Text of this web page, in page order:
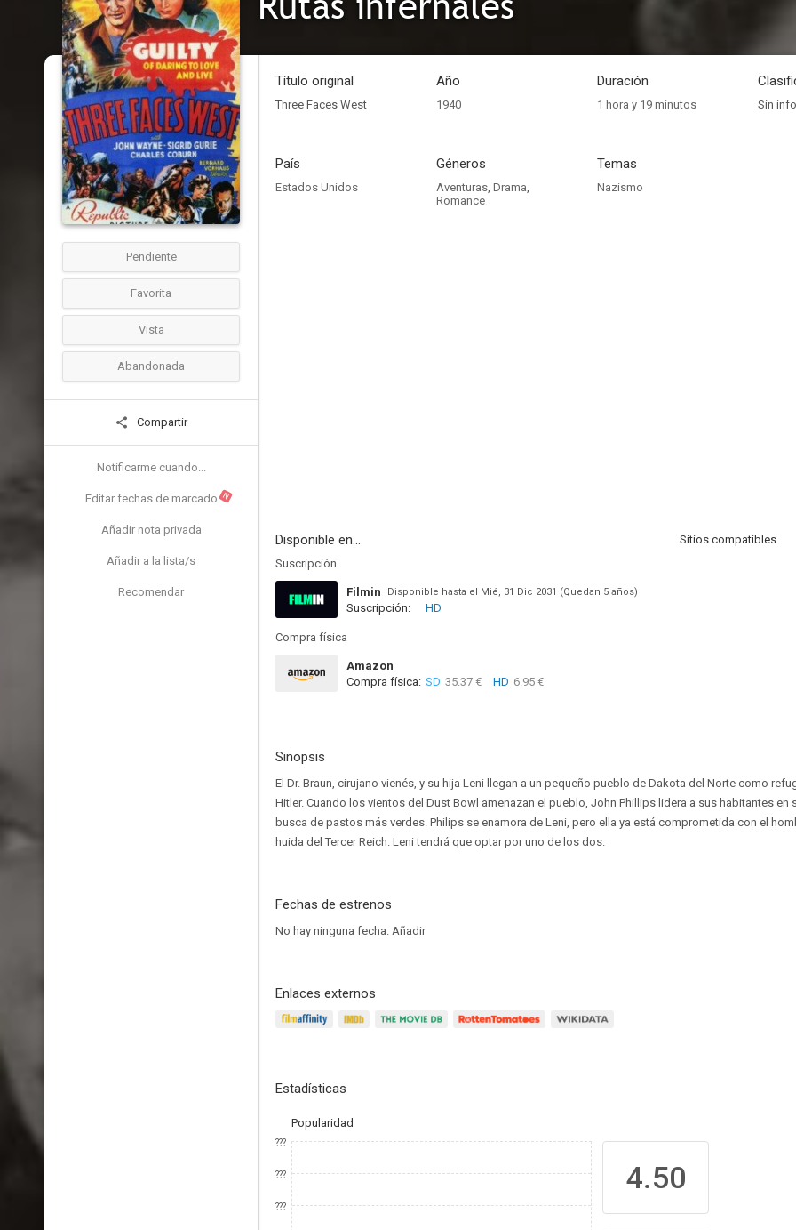
Pendiente
Favorita
Vista
Abandonada
Compartir
Notificarme cuando...
Editar fechas de marcado N
Añadir nota privada
Añadir a la lista/s
Recomendar
Título original
Three Faces West
Año
1940
Duración
1 hora y 19 minutos Sin
País
Estados Unidos
Géneros
Aventuras, Drama,
Romance
Temas
Nazismo
Disponible en...
Sitios compatibles
Suscripción
Filmin Disponible hasta el Mié, 31 Dic 2031 (Quedan 5 años)
Suscripción: HD
Compra física
Amazon
Compra física: SD 35.37 € HD 6.95 €
Sinopsis
El Dr. Braun, cirujano vienés, y su hija Leni llegan a un pequeño pueblo de Dakota del Norte como
Hitler. Cuando los vientos del Dust Bowl amenazan el pueblo, John Phillips lidera a sus habitantes en
busca de pastos más verdes. Philips se enamora de Leni, pero ella ya está comprometida con el
huida del Tercer Reich. Leni tendrá que optar por uno de los dos.
Fechas de estrenos
No hay ninguna fecha. Añadir
Enlaces externos
Estadísticas
Popularidad
???
???
???
4.50